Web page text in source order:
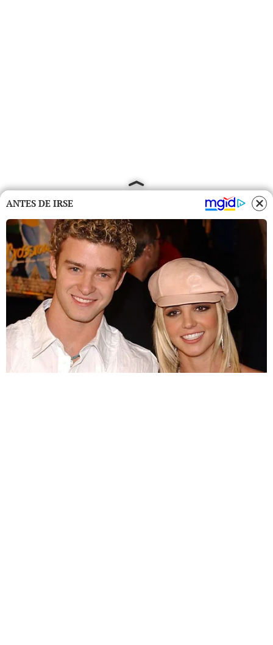
ANTES DE IRSE